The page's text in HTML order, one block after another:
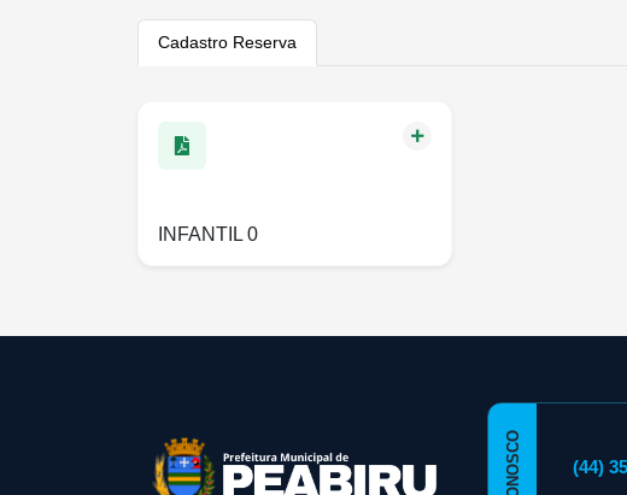
Cadastro Reserva
INFANTIL 0
(44)